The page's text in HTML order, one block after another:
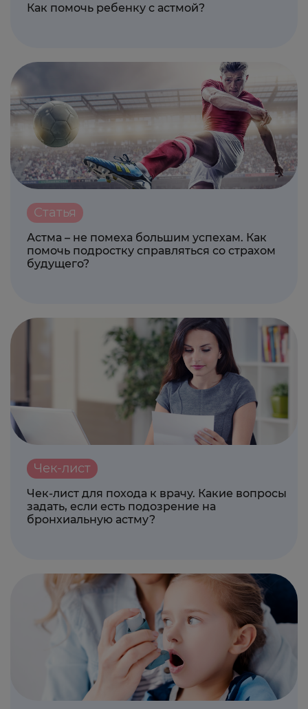
Как помочь ребенку с астмой?
Статья
Астма – не помеха большим успехам. Как
помочь подростку справляться со страхом
будущего?
Чек-лист
Чек-лист для похода к врачу. Какие вопросы
задать, если есть подозрение на
бронхиальную астму?